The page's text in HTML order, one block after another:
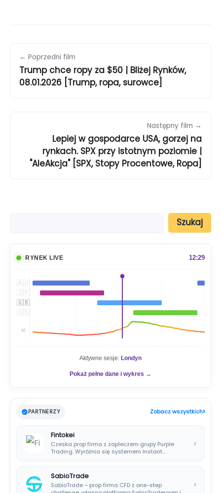
← Poprzedni film
Trump chce ropy za $50 | Bliżej Rynków,
08.01.2026 [Trump, ropa, surowce]
Następny film →
Lepiej w gospodarce USA, gorzej na
rynkach. SPX przy istotnym poziomie |
"AleAkcja" [SPX, Stopy Procentowe, Ropa]
Szukaj
RYNEK LIVE 12:29
🇦🇺
🇯🇵
🇬🇧
🇺🇸
📊
Aktywne sesje: Londyn
Pokaż pełne dane i wykres →
PARTNERZY Zobacz wszystkich›
Fintokei
Czeska prop firma z zapleczem grupy Purple
Trading. Wyróżnia się systemem Instant
›
SabioTrade
SabioTrade – prop firma CFD z one-step
›